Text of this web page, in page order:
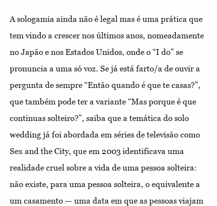
A sologamia ainda não é legal mas é uma prática que
tem vindo a crescer nos últimos anos, nomeadamente
no Japão e nos Estados Unidos, onde o “I do” se
pronuncia a uma só voz. Se já está farto/a de ouvir a
pergunta de sempre “Então quando é que te casas?”,
que também pode ter a variante “Mas porque é que
continuas solteiro?”, saiba que a temática do solo
wedding já foi abordada em séries de televisão como
Sex and the City, que em 2003 identificava uma
realidade cruel sobre a vida de uma pessoa solteira:
não existe, para uma pessoa solteira, o equivalente a
um casamento — uma data em que as pessoas viajam